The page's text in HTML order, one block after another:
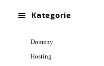
Kategorie
Domeny
Hosting